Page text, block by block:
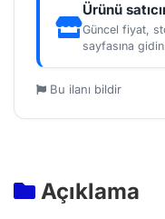
Ürünü
Güncel fiyat,
sayfasına gidin
Bu ilanı bildir
Açıklama